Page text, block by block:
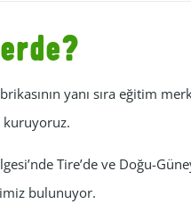
yanı sıra eğitim
kuruyoruz.
Tire’de ve Doğu-
bulunuyor.